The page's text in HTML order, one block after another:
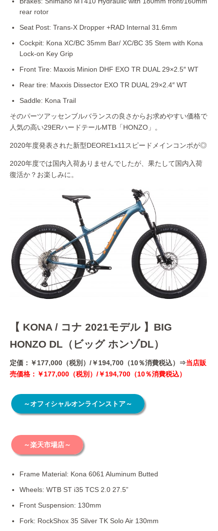
rear rotor
Seat Post: Trans-X Dropper +RAD Internal 31.6mm
Cockpit: Kona XC/BC 35mm Bar/ XC/BC 35 Stem with Kona
Lock-on Key Grip
Front Tire: Maxxis Minion DHF EXO TR DUAL 29×2.5″ WT
Rear tire: Maxxis Dissector EXO TR DUAL 29×2.4″ WT
Saddle: Kona Trail
そのパーツアッセンブルバランスの良さからお求めやすい価格で
人気の高い29ERハードテールMTB「HONZO」。
2020年度発表された新型DEORE1x11スピードメインコンポが◎
2020年度では国内入荷ありませんでしたが、果たして国内入荷
復活か？お楽しみに。
【 KONA / コナ 2021モデル 】BIG
HONZO DL（ビッグ ホンゾDL）
定価：￥177,000（税別）/￥194,700（10％消費税込）⇒当店販
売価格：￥177,000（税別）/￥194,700（10％消費税込）
～オフィシャルオンラインストア～
～楽天市場店～
Frame Material: Kona 6061 Aluminum Butted
Wheels: WTB ST i35 TCS 2.0 27.5”
Front Suspension: 130mm
Fork: RockShox 35 Silver TK Solo Air 130mm